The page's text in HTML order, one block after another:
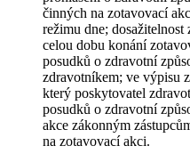
činných na zotavovací
režimu dne;
celou dobu konání
posudků o zdravotní
zdravotníkem; ve výpisu
který poskytovatel
posudků o zdravotní
akce zákonným
na zotavovací akci.